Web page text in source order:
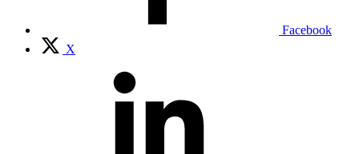
Facebook
X